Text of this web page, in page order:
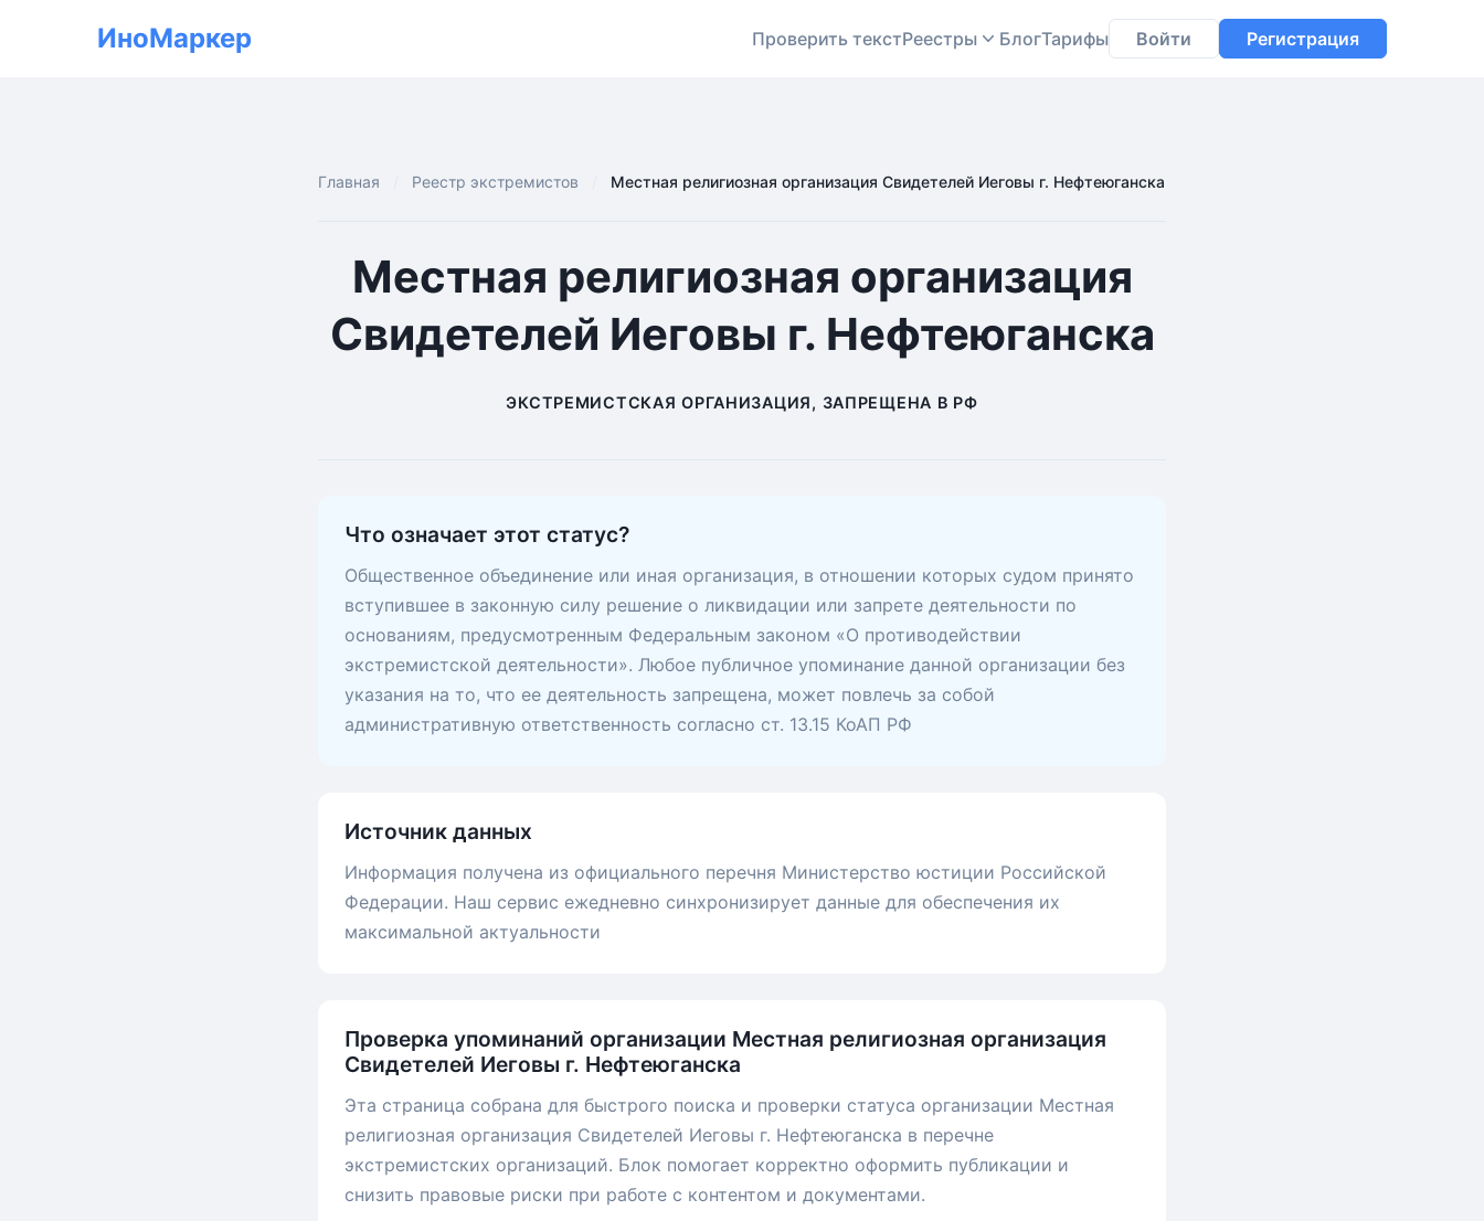
ИноМаркер Проверить текстРеестры БлогТарифы Войти Регистрация
Главная Реестр экстремистов Местная религиозная организация Свидетелей Иеговы г. Нефтеюганска
Местная религиозная организация
Свидетелей Иеговы г. Нефтеюганска
ЭКСТРЕМИСТСКАЯ ОРГАНИЗАЦИЯ, ЗАПРЕЩЕНА В РФ
Что означает этот статус?
Общественное объединение или иная организация, в отношении которых судом принято
вступившее в законную силу решение о ликвидации или запрете деятельности по
основаниям, предусмотренным Федеральным законом «О противодействии
экстремистской деятельности». Любое публичное упоминание данной организации без
указания на то, что ее деятельность запрещена, может повлечь за собой
административную ответственность согласно ст. 13.15 КоАП РФ
Источник данных
Информация получена из официального перечня Министерство юстиции Российской
Федерации. Наш сервис ежедневно синхронизирует данные для обеспечения их
максимальной актуальности
Проверка упоминаний организации Местная религиозная организация
Свидетелей Иеговы г. Нефтеюганска
Эта страница собрана для быстрого поиска и проверки статуса организации Местная
религиозная организация Свидетелей Иеговы г. Нефтеюганска в перечне
экстремистских организаций. Блок помогает корректно оформить публикации и
снизить правовые риски при работе с контентом и документами.